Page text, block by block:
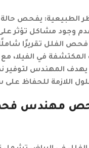
الطبيعية: يفحص حالة
وجود مشاكل تؤثر
الفلل تقريرًا
المكتشفة في الفيلا،
يهدف المهندس
اللازمة للحفاظ
مهندس